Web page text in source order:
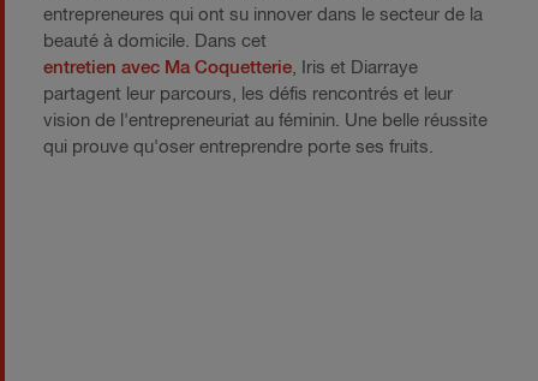
entrepreneures qui ont su innover dans le secteur de la
beauté à domicile. Dans cet
entretien avec Ma Coquetterie, Iris et Diarraye
partagent leur parcours, les défis rencontrés et leur
vision de l'entrepreneuriat au féminin. Une belle réussite
qui prouve qu'oser entreprendre porte ses fruits.